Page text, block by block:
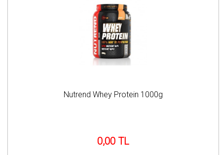
Nutrend Whey Protein 1000g
0,00 TL